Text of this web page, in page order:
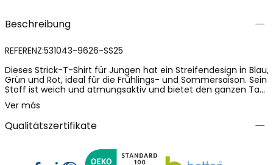
Beschreibung
REFERENZ:531043-9626-SS25
Dieses Strick-T-Shirt für Jungen hat ein Streifendesign in Blau,
Grün und Rot, ideal für die Frühlings- und Sommersaison. Sein
Stoff ist weich und atmungsaktiv und bietet den ganzen Tag
über Komfort. Das T-Shirt verfügt über eine Brusttasche mit
einem Surfer-Motiv-Stickerei, was einen lustigen Akzent setzt.
Es ist in Größen für Kinder von 4 bis 16 Jahren erhältlich und
passt sich einer breiten Altersgruppe an. Dieses
kombinieren und wird so zu einem vielseitigen Teil für einen
lässigen und farbenfrohen Look.
Ver más
Qualitätszertifikate